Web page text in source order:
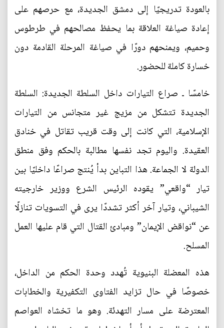
بالعودة تدريجيًا إلى دمشق الجديدة، مع حرصهم على
إعادة صياغة العلاقة بما يحفظ مصالحهم في طرطوس
وحميم، ويمنحهم دورًا في صياغة المرحلة القادمة دون
خسارة كاملة للحضور.
خامسًا ـ صراع التيارات داخل السلطة الجديدة: السلطة
الجديدة تتشكل من مزيج غير متجانس من التيارات
الإسلامية، التي كانت إلى وقت قريب تقاتل في خنادق
العقيدة. واليوم تجد نفسها مطالبة بالحكم وفق منطق
الدولة لا الجماعة. هذا التباين بدأ يُنتج صراعًا داخليًا بين
تيار “واقعي” يقوده الرئيس الشرع ووزير خارجيته
الشيباني، وتيار آخر أكثر تشددًا يرى في التسويات تنازلًا
عن “نواقض الإيمان” ومبادئ القتال التي قام عليها العمل
المسلح.
هذه المعضلة البنيوية تُهدد وحدة الحكم من الداخل،
خصوصًا في حال تزايد الفتاوى التكفيرية والخطابات
المعترضة على مسار التهدئة. وهو ما تخشاه العواصم